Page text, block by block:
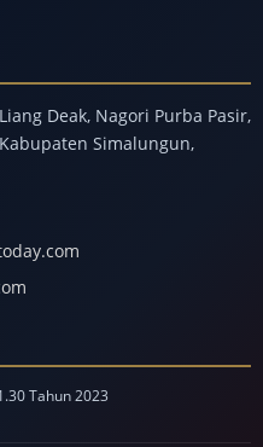
Deak, Nagori Purba Pasir,
Simalungun,
Tahun 2023